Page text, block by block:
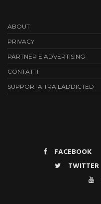
ABOUT
PRIVACY
PARTNER E ADVERTISING
CONTATTI
SUPPORTA TRAILADDICTED
FACEBOOK
TWITTER